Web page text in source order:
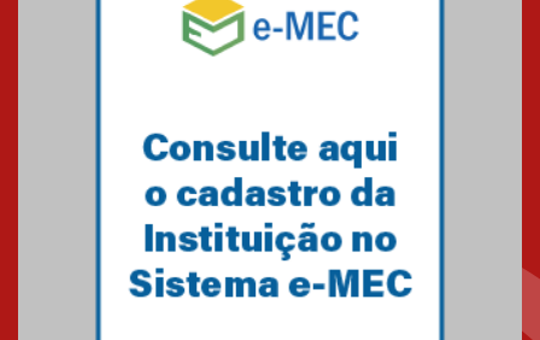
Como o Colégio Mackenzie
Brasília prepara seus
Como os pais podem investir
na educação dos filhos além da
escola